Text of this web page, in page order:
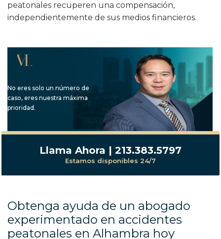
peatonales recuperen una compensación,
independientemente de sus medios financieros.
No eres solo un número de
caso, eres nuestra máxima
prioridad.
Llama Ahora | 213.383.5797
Estamos disponibles 24/7
Obtenga ayuda de un abogado
experimentado en accidentes
peatonales en Alhambra hoy